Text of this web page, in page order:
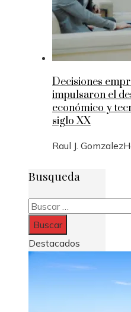
Decisiones
impulsaron el
económico y
siglo XX
Raul J. Gomzalez
Busqueda
Buscar:
Destacados